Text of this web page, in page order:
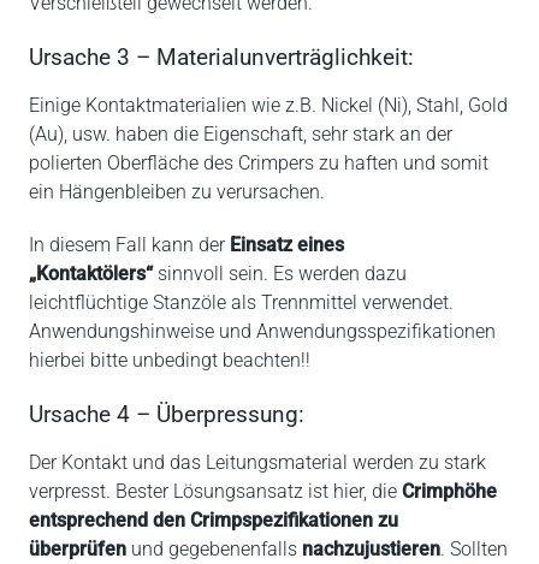
Ursache 3 – Materialunverträglichkeit:
Einige Kontaktmaterialien wie z.B. Nickel (Ni), Stahl, Gold
(Au), usw. haben die Eigenschaft, sehr stark an der
polierten Oberfläche des Crimpers zu haften und somit
ein Hängenbleiben zu verursachen.
In diesem Fall kann der Einsatz eines
„Kontaktölers“sinnvoll sein. Es werden dazu
leichtflüchtige Stanzöle als Trennmittel verwendet.
Anwendungshinweise und Anwendungsspezifikationen
hierbei bitte unbedingt beachten!!
Ursache 4 – Überpressung:
Der Kontakt und das Leitungsmaterial werden zu stark
verpresst. Bester Lösungsansatz ist hier, die Crimphöhe
entsprechend den Crimpspezifikationen zu
überprüfen und gegebenenfalls nachzujustieren. Sollten